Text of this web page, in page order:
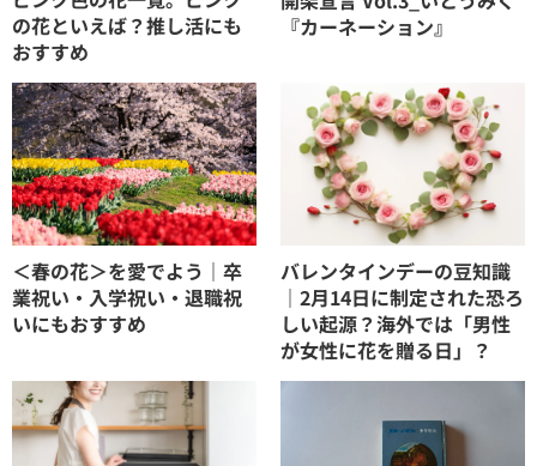
の花といえば？推し活にも
おすすめ
『カーネーション』
＜春の花＞を愛でよう｜卒
業祝い・入学祝い・退職祝
いにもおすすめ
バレンタインデーの豆知識
｜2月14日に制定された恐ろ
しい起源？海外では「男性
が女性に花を贈る日」？